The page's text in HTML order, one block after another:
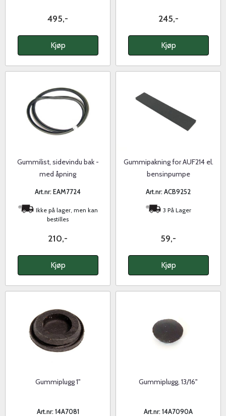
495,-
Kjøp
245,-
Kjøp
Gummilist, sidevindu bak -
med åpning
Art.nr: EAM7724
Ikke på lager, men kan
bestilles
210,-
Kjøp
Gummipakning for AUF214 el.
bensinpumpe
Art.nr: ACB9252
3 På Lager
59,-
Kjøp
Gummiplugg 1"
Art.nr: 14A7081
Gummiplugg, 13/16"
Art.nr: 14A7090A